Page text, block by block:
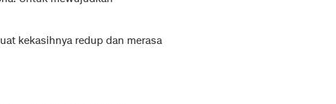
kekasihnya redup dan merasa